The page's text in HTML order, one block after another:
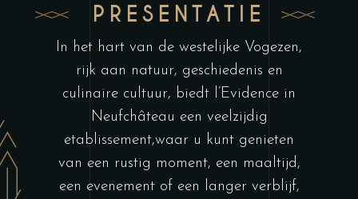
PRESENTATIE
In het hart van de westelijke Vogezen,
rijk aan natuur, geschiedenis en
culinaire cultuur, biedt l’Evidence in
Neufchâteau een veelzijdig
etablissement,waar u kunt genieten
van een rustig moment, een maaltijd,
een evenement of een langer verblijf,